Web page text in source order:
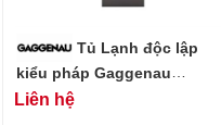
Tủ Lạnh độc lập
kiểu pháp Gaggenau
RY295350 series 200 - 573L,
ngăn đá dưới, làm đá tự
Liên hệ